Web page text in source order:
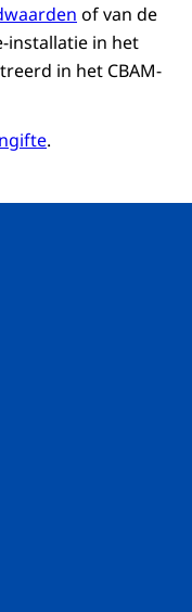
of van de
installatie in het
in het CBAM-
.